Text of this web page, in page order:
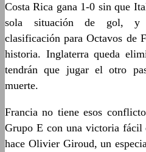
Costa Rica gana 1-0 sin que
sola situación de gol, y
clasificación para Octavos de
historia. Inglaterra queda
tendrán que jugar el otro
muerte.
Francia no tiene esos
Grupo E con una victoria
hace Olivier Giroud, un